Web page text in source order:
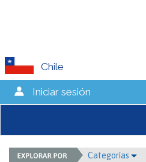
Chile
Iniciar sesión
Categorías